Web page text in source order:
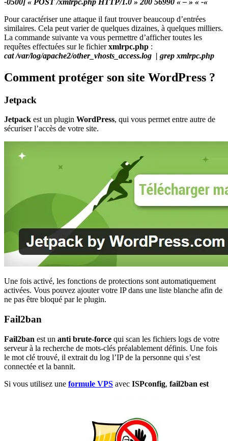
Pour caractériser une attaque il faut trouver beaucoup d’entrées
similaires. Cela peut varier de quelques dizaines, à quelques milliers.
La commande suivante va vous permettre d’afficher toutes les
requêtes effectuées sur le fichierxmlrpc.php :
cat /var/log/apache2/other_vhosts_access.log | grep xmlrpc.php
Comment protéger son site WordPress ?
Jetpack
Jetpack est un plugin WordPress, qui vous permet entre autre de
sécuriser l’accès de votre site.
Une fois activé, les fonctions de protections sont automatiquement
activées. Vous pouvez ajouter votre IP dans une liste blanche afin de
ne pas être bloqué par le plugin.
Fail2ban
Fail2ban est un anti brute-force qui scan les fichiers logs de votre
serveur à la recherche de mots-clés préalablement définis. Une fois
le mot clé trouvé, il extrait du log l’IP de la personne qui s’est
connectée et la bannit.
Si vous utilisez une formule VPS avec ISPconfig, fail2ban est